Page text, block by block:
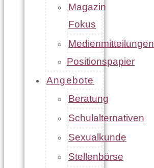
Magazin
Fokus
Medienmitteilungen
Positionspapier
Angebote
Beratung
Schulalternativen
Sexualkunde
Stellenbörse